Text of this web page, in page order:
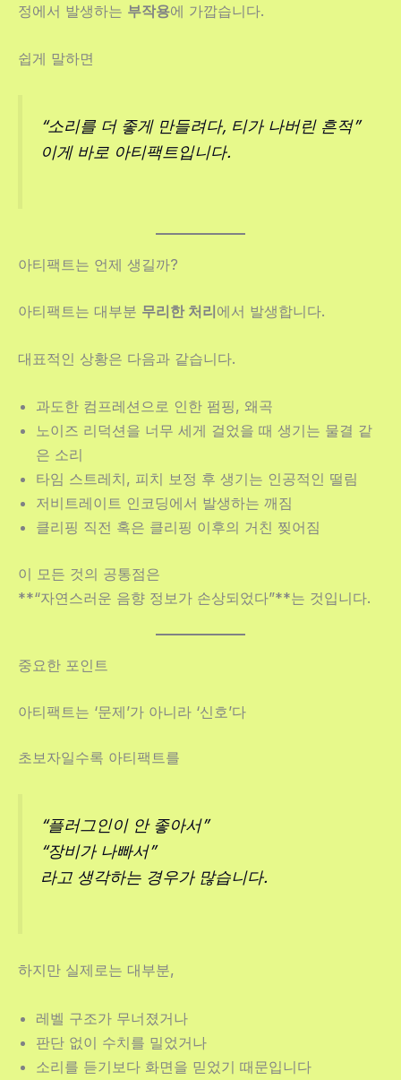
정에서 발생하는 부작용에 가깝습니다.
쉽게 말하면
“소리를 더 좋게 만들려다, 티가 나버린 흔적”
이게 바로 아티팩트입니다.
아티팩트는 언제 생길까?
아티팩트는 대부분 무리한 처리에서 발생합니다.
대표적인 상황은 다음과 같습니다.
과도한 컴프레션으로 인한 펌핑, 왜곡
노이즈 리덕션을 너무 세게 걸었을 때 생기는 물결 같
은 소리
타임 스트레치, 피치 보정 후 생기는 인공적인 떨림
저비트레이트 인코딩에서 발생하는 깨짐
클리핑 직전 혹은 클리핑 이후의 거친 찢어짐
이 모든 것의 공통점은
**“자연스러운 음향 정보가 손상되었다”**는 것입니다.
중요한 포인트
아티팩트는 ‘문제’가 아니라 ‘신호’다
초보자일수록 아티팩트를
“플러그인이 안 좋아서”
“장비가 나빠서”
라고 생각하는 경우가 많습니다.
하지만 실제로는 대부분,
레벨 구조가 무너졌거나
판단 없이 수치를 밀었거나
소리를 듣기보다 화면을 믿었기 때문입니다